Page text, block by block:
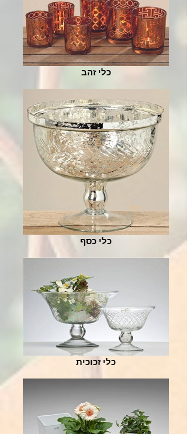
כלי זהב
כלי כסף
כלי זכוכית